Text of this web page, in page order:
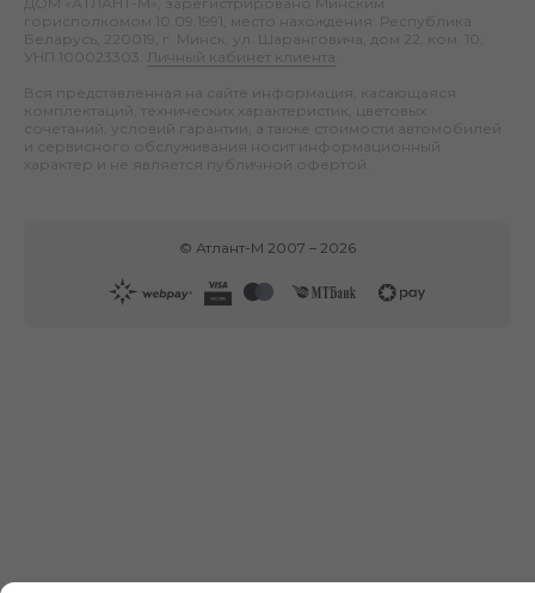
горисполкомом 10.09.1991; место нахождения: Республика
Беларусь, 220019, г. Минск, ул. Шаранговича, дом 22, ком. 10;
УНП 100023303.
Личный кабинет клиента
Вся представленная на сайте информация, касающаяся
комплектаций, технических характеристик, цветовых
сочетаний, условий гарантии, а также стоимости автомобилей
и сервисного обслуживания носит информационный
характер и не является публичной офертой.
© Атлант-М 2007 – 2026